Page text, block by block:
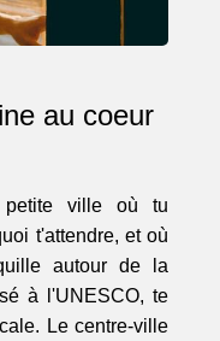
au coeur
petite ville où tu
t'attendre, et où
autour de la
à l'UNESCO, te
Le centre-ville